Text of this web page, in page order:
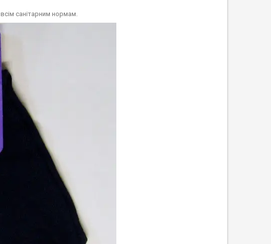
всім санітарним нормам.